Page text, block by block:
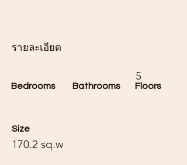
รายละเอียด
Bedrooms Bathrooms Floors
5
Size
170.2 sq.w